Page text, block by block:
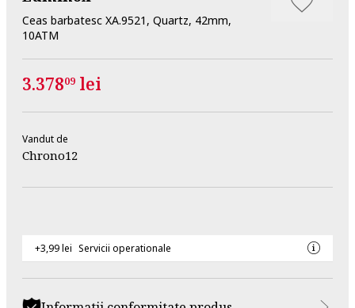
Ceas barbatesc XA.9521, Quartz, 42mm,
10ATM
3.37809 lei
Vandut de
Chrono12
+3,99 lei Servicii operationale